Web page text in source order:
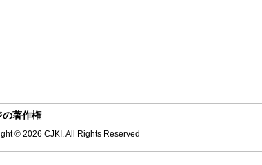
の著作権
© 2026 CJKI. All Rights Reserved